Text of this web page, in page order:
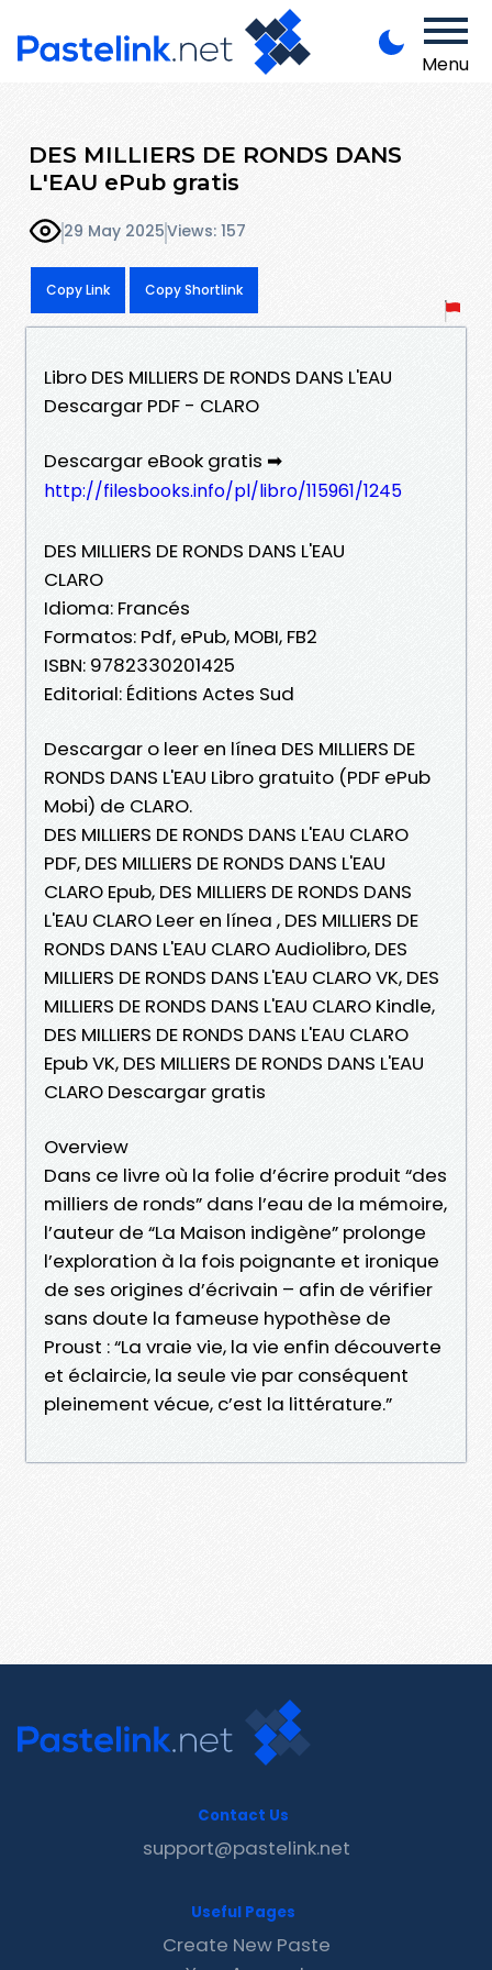
Menu
DES MILLIERS DE RONDS DANS
L'EAU ePub gratis
29 May 2025Views: 157
Copy Link Copy Shortlink
Libro DES MILLIERS DE RONDS DANS L'EAU
Descargar PDF - CLARO
Descargar eBook gratis ➡
http://filesbooks.info/pl/libro/115961/1245
DES MILLIERS DE RONDS DANS L'EAU
CLARO
Idioma: Francés
Formatos: Pdf, ePub, MOBI, FB2
ISBN: 9782330201425
Editorial: Éditions Actes Sud
Descargar o leer en línea DES MILLIERS DE
RONDS DANS L'EAU Libro gratuito (PDF ePub
Mobi) de CLARO.
DES MILLIERS DE RONDS DANS L'EAU CLARO
PDF, DES MILLIERS DE RONDS DANS L'EAU
CLARO Epub, DES MILLIERS DE RONDS DANS
L'EAU CLARO Leer en línea , DES MILLIERS DE
RONDS DANS L'EAU CLARO Audiolibro, DES
MILLIERS DE RONDS DANS L'EAU CLARO VK, DES
MILLIERS DE RONDS DANS L'EAU CLARO Kindle,
DES MILLIERS DE RONDS DANS L'EAU CLARO
Epub VK, DES MILLIERS DE RONDS DANS L'EAU
CLARO Descargar gratis
Overview
Dans ce livre où la folie d’écrire produit “des
milliers de ronds” dans l’eau de la mémoire,
l’auteur de “La Maison indigène” prolonge
l’exploration à la fois poignante et ironique
de ses origines d’écrivain – afin de vérifier
sans doute la fameuse hypothèse de
Proust : “La vraie vie, la vie enfin découverte
et éclaircie, la seule vie par conséquent
pleinement vécue, c’est la littérature.”
Contact Us
support@pastelink.net
Useful Pages
Create New Paste